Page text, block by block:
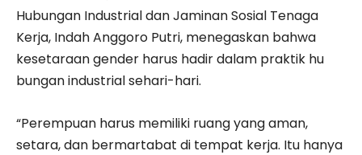
Hubungan Industrial dan Jaminan Sosial Tenaga
Kerja, Indah Anggoro Putri, menegaskan bahwa
kesetaraan gender harus hadir dalam praktik hu
bungan industrial sehari-hari.
“Perempuan harus memiliki ruang yang aman,
setara, dan bermartabat di tempat kerja. Itu hanya